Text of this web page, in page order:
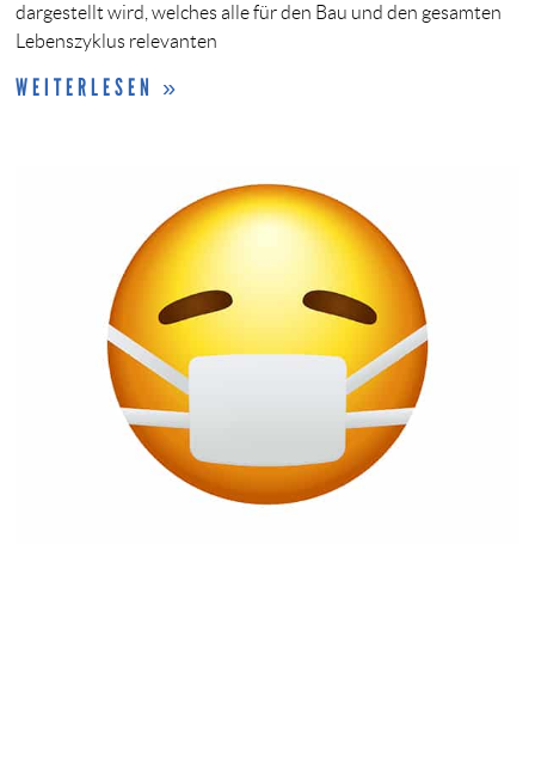
dargestellt wird, welches alle für den Bau und den gesamten
Lebenszyklus relevanten
WEITERLESEN »